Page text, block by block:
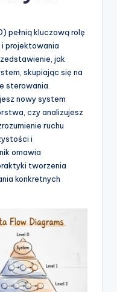
pełnią kluczową rolę
projektowania
jak
skupiając się na
sterowania.
nowy system
czy analizujesz
ruchu
i
omawia
tworzenia
konkretnych